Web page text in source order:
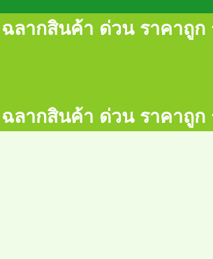
ฉลากสินค้า ด่วน ราคาถูก
ฉลากสินค้า ด่วน ราคาถูก